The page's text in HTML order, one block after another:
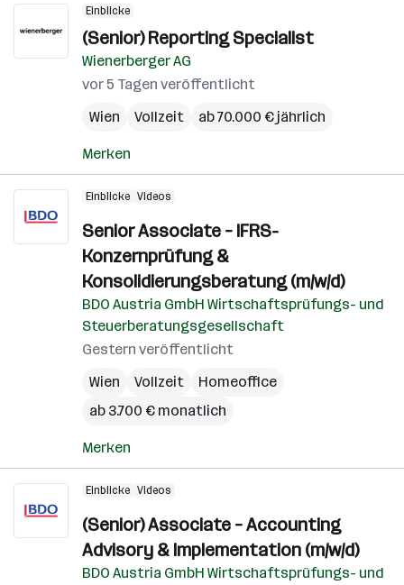
Einblicke
(Senior) Reporting Specialist
Wienerberger AG
vor 5 Tagen veröffentlicht
Wien
Vollzeit ab 70.000 € jährlich
Merken
Einblicke Videos
Senior Associate – IFRS-
Konzernprüfung &
Konsolidierungsberatung (m/w/d)
BDO Austria GmbH Wirtschaftsprüfungs- und
Steuerberatungsgesellschaft
Gestern veröffentlicht
Wien
Vollzeit
Homeoffice
ab 3.700 € monatlich
Merken
Einblicke Videos
(Senior) Associate – Accounting
Advisory & Implementation (m/w/d)
BDO Austria GmbH Wirtschaftsprüfungs- und